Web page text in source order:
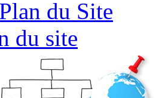
Plan du Site
du site